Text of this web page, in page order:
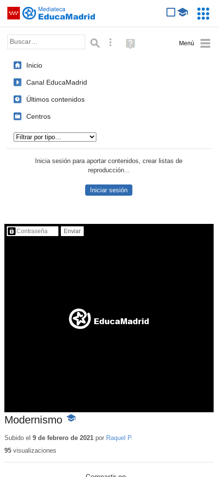
Saltar navegación
Palabra o frase: Búsqueda avanzada
Ayuda
(en
Inicio
Canal EducaMadrid
Últimos contenidos
Centros
Inicia sesión para aportar contenidos, crear listas de
reproducción...
Iniciar sesión
Contenido protegido…
Modernismo -
educativo
Subido el 9 de febrero de 2021por Raquel P.
95visualizaciones